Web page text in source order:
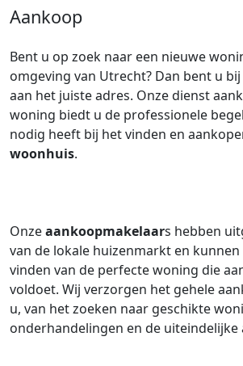
Aankoop
Bent u op zoek naar een nieuwe
omgeving van Utrecht? Dan bent u bij
aan het juiste adres. Onze dienst
woning biedt u de professionele
nodig heeft bij het vinden en
woonhuis.
Onzeaankoopmakelaars hebben
van de lokale huizenmarkt en
vinden van de perfecte woning die
voldoet. Wij verzorgen het gehele
u, van het zoeken naar geschikte
onderhandelingen en de uiteindelijke